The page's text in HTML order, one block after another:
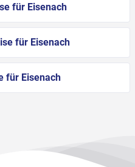
für Eisenach
für Eisenach
für Eisenach